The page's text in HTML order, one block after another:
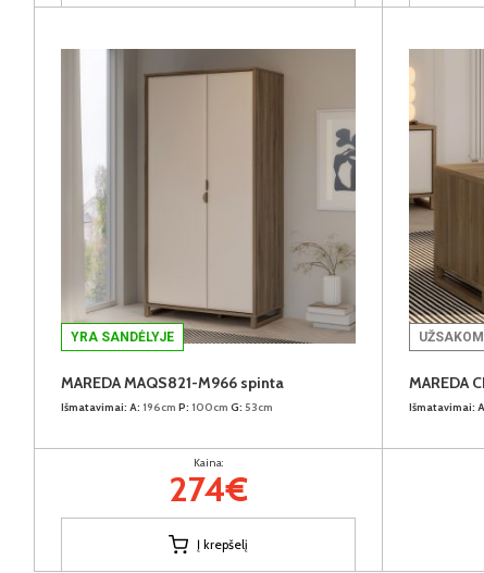
YRA SANDĖLYJE
MAREDA MAQS821-M966 spinta
Išmatavimai: A: 196cm P: 100cm G: 53cm
Kaina:
274€
Į krepšelį
MAREDA
Išmatavimai: